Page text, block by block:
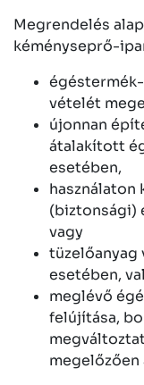
Megrendelés
kéményseprő-
vételét
újonnan
átalakított
esetében,
használaton
(biztonsági)
vagy
tüzelőanyag
esetében,
meglévő
felújítása,
megelőzően